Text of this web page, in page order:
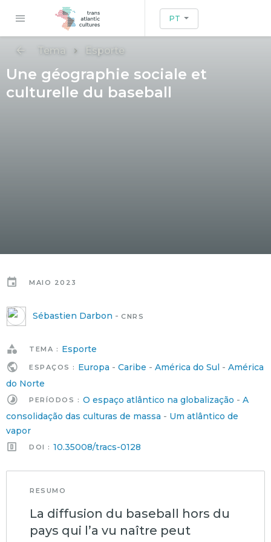
PT
Tema Esporte
Une géographie sociale et
culturelle du baseball
MAIO 2023
Sébastien Darbon - CNRS
TEMA : Esporte
ESPAÇOS : Europa - Caribe - América do Sul - América
do Norte
PERÍODOS : O espaço atlântico na globalização - A
consolidação das culturas de massa - Um atlântico de
vapor
DOI : 10.35008/tracs-0128
RESUMO
La diffusion du baseball hors du
pays qui l’a vu naître peut